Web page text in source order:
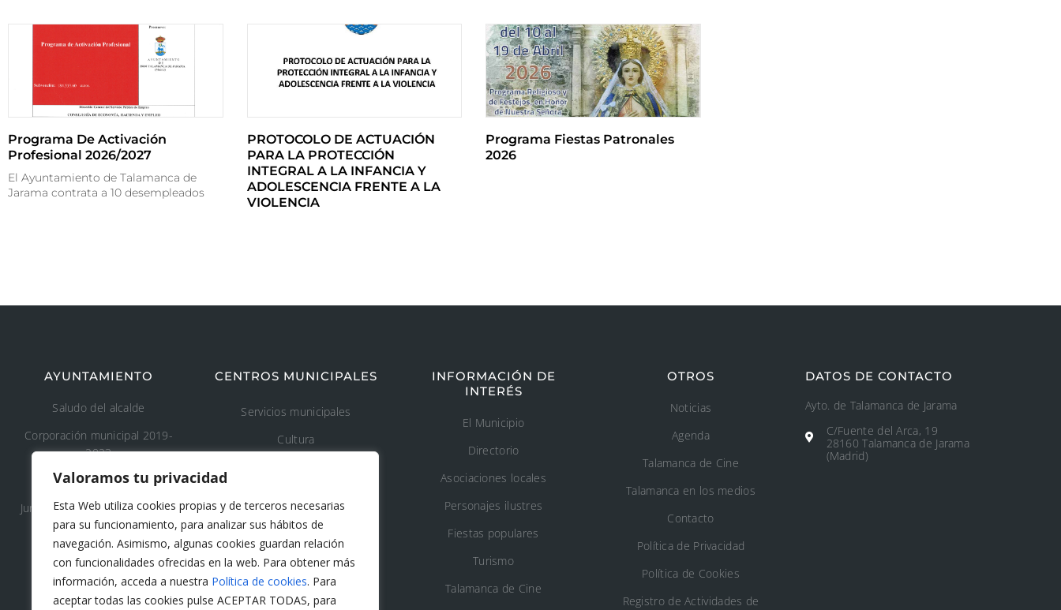
Valoramos tu privacidad
Esta Web utiliza cookies propias y de terceros necesarias
para su funcionamiento, para analizar sus hábitos de
navegación. Asimismo, algunas cookies guardan relación
con funcionalidades ofrecidas en la web. Para obtener más
información, acceda a nuestra Política de cookies. Para
aceptar todas las cookies pulse ACEPTAR TODAS, para
Programa De Activación
Profesional 2026/2027
El Ayuntamiento de Talamanca de
Jarama contrata a 10 desempleados
PROTOCOLO DE ACTUACIÓN
PARA LA PROTECCIÓN
INTEGRAL A LA INFANCIA Y
ADOLESCENCIA FRENTE A LA
VIOLENCIA
Programa Fiestas Patronales
2026
AYUNTAMIENTO
Saludo del alcalde
Corporación municipal 2019-
2023
Concejalía 2019-2023
Junta de Gobierno Local 2019-
2023
CENTROS MUNICIPALES
Servicios municipales
Cultura
Áreas recreativas
Medio ambiente
Tanatorio y cementerio
municipal
INFORMACIÓN DE
INTERÉS
El Municipio
Directorio
Asociaciones locales
Personajes ilustres
Fiestas populares
Turismo
Talamanca de Cine
OTROS
Noticias
Agenda
Talamanca de Cine
Talamanca en los medios
Contacto
Política de Privacidad
Política de Cookies
Registro de Actividades de
DATOS DE CONTACTO
Ayto. de Talamanca de Jarama
C/Fuente del Arca, 19
28160 Talamanca de Jarama
(Madrid)